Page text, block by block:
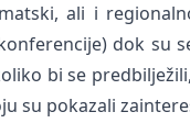
ali i
dok su
bi se
su pokazali